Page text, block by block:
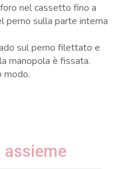
nel cassetto fino a
perno sulla parte interna
sul perno filettato e
manopola è fissata.
modo.
assieme